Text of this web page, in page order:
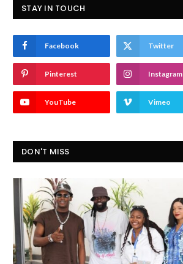
STAY IN TOUCH
Facebook Twitter
Pinterest Instagram
YouTube Vimeo
DON'T MISS